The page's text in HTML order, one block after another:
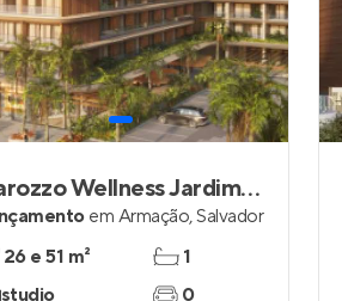
Carozzo Wellness Jardim Armação
em Armação,Salvador
26 e 51 m²
studio
1
0